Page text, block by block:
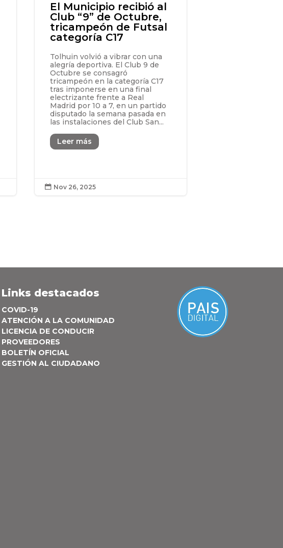
El Municipio recibió al
Club “9” de Octubre,
tricampeón de Futsal
categoría C17
Tolhuin volvió a vibrar con una
alegría deportiva. El Club 9 de
Octubre se consagró
tricampeón en la categoría C17
tras imponerse en una final
electrizante frente a Real
Madrid por 10 a 7, en un partido
disputado la semana pasada en
las instalaciones del Club San...
Leer más
 Nov 26, 2025
Links destacados
COVID-19
ATENCIÓN A LA COMUNIDAD
LICENCIA DE CONDUCIR
PROVEEDORES
BOLETÍN OFICIAL
GESTIÓN AL CIUDADANO